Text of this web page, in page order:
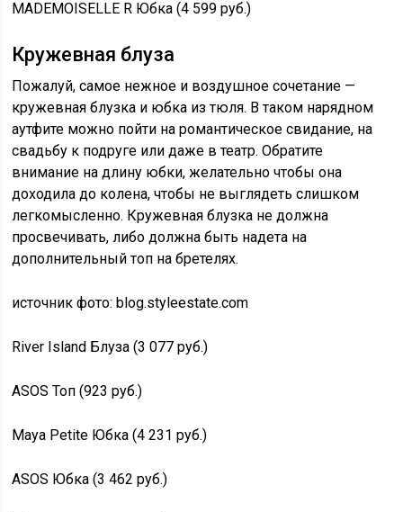
MADEMOISELLE R Юбка (4 599 руб.)
Кружевная блуза
Пожалуй, самое нежное и воздушное сочетание —
кружевная блузка и юбка из тюля. В таком нарядном
аутфите можно пойти на романтическое свидание, на
свадьбу к подруге или даже в театр. Обратите
внимание на длину юбки, желательно чтобы она
доходила до колена, чтобы не выглядеть слишком
легкомысленно. Кружевная блузка не должна
просвечивать, либо должна быть надета на
дополнительный топ на бретелях.
источник фото: blog.styleestate.com
River Island Блуза (3 077 руб.)
ASOS Топ (923 руб.)
Maya Petite Юбка (4 231 руб.)
ASOS Юбка (3 462 руб.)